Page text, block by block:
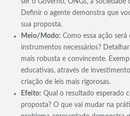
ser o Governo, ONGs, a sociedade
Definir o agente demonstra que
sua proposta.
Meio/Modo: Como essa ação
instrumentos necessários?
mais robusta e convincente.
educativas, através de
criação de leis mais rigorosas.
Efeito: Qual o resultado esperado
proposta? O que vai mudar na